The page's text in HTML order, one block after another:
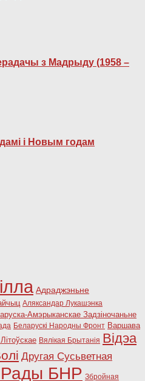
з Мадрыду (1958 –
і Новым годам
Адраджэньне
Аляксандар Лукашэнка
Амэрыканскае Задзіночаньне
Беларускі Народны Фронт Варшава
Вялікая Брытанія Відэа
Другая Сусьветная
БНР Збройная